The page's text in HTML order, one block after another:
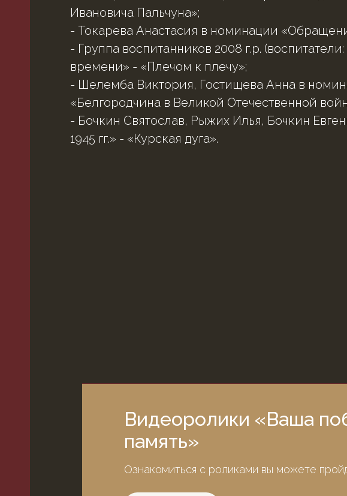
Ивановича Пальчуна»;
- Токарева Анастасия в номинации
- Группа воспитанников 2008 г.р.
времени» - «Плечом к плечу»;
- Шелемба Виктория, Гостищева Анна в
«Белгородчина в Великой Отечественной
- Бочкин Святослав, Рыжих Илья, Бочкин
1945 гг.» - «Курская дуга».
Видеоролики «Ваша
память»
Ознакомиться с роликами вы можете